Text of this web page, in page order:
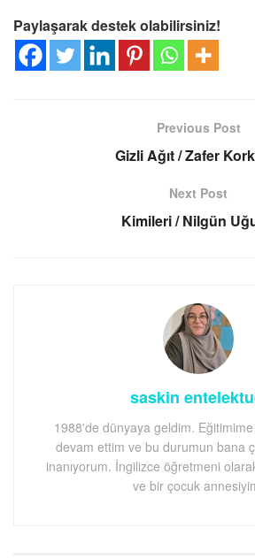
Paylaşarak destek olabilirsiniz!
Previous Post
Gizli Ağıt / Zafer
Next Post
Kimileri / Nilgün
saskin
1988'de dünyaya geldim.
devam ettim ve bu durumun bana
inanıyorum. İngilizce öğretmeni
ve bir çocuk